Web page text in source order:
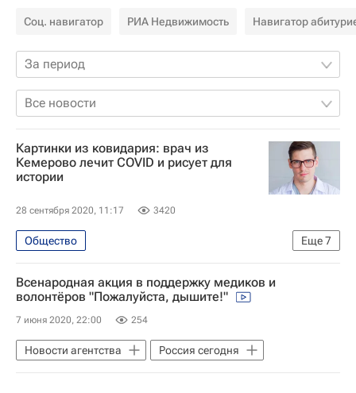
Соц. навигатор РИА Недвижимость Навигатор
За период
Все новости
Картинки из ковидария: врач из
Кемерово лечит COVID и рисует для
истории
28 сентября 2020, 11:17 3420
Еще7
Общество
Распространение коронавируса
Кемеровская область
Красноярский край
Коронавирус COVID-19
Коронавирус в России
Всенародная акция в поддержку медиков и
волонтёров "Пожалуйста, дышите!"
7 июня 2020, 22:00 254
Новости агентства Россия сегодня